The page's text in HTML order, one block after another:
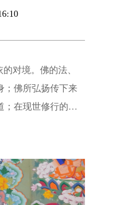
对境。佛的法、
；佛所弘扬传下来
；在现世修行的过